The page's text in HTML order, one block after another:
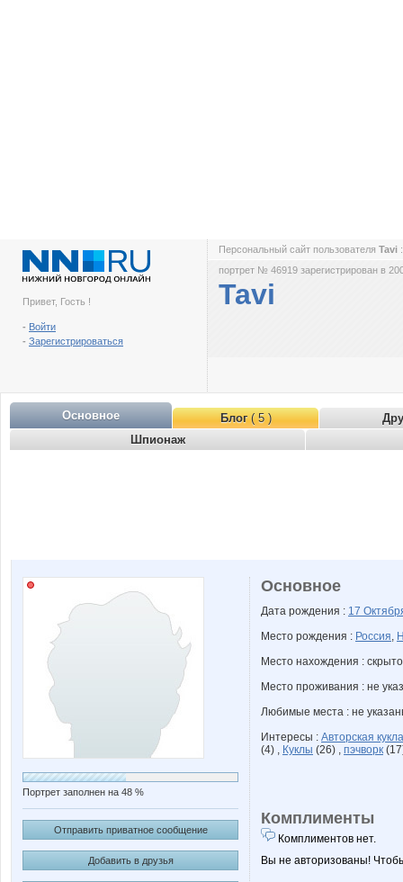
Привет, Гость !
- Войти
- Зарегистрироваться
Персональный сайт пользователя Tavi
портрет № 46919 зарегистрирован в
Tavi
Основное Блог( 5 )
Шпионаж
Портрет заполнен на 48 %
Отправить приватное сообщение
Добавить в друзья
Основное
Дата рождения : 17
Место рождения : Россия,
Место нахождения : скрыто
Место проживания : не
Любимые места : не
Интересы : Авторская кукла
(4) , Куклы (26) , пэчворк
Комплименты
Комплиментов нет.
Вы не авторизованы!